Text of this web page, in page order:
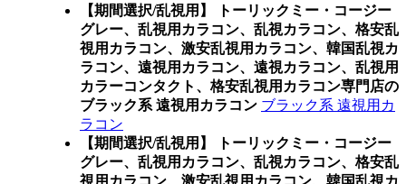
【期間選択/乱視用】 トーリックミー・コージー
グレー、乱視用カラコン、乱視カラコン、格安乱
視用カラコン、激安乱視用カラコン、韓国乱視カ
ラコン、遠視用カラコン、遠視カラコン、乱視用
カラーコンタクト、格安乱視用カラコン専門店の
ブラック系 遠視用カラコン ブラック系 遠視用カ
ラコン
【期間選択/乱視用】 トーリックミー・コージー
グレー、乱視用カラコン、乱視カラコン、格安乱
視用カラコン、激安乱視用カラコン、韓国乱視カ